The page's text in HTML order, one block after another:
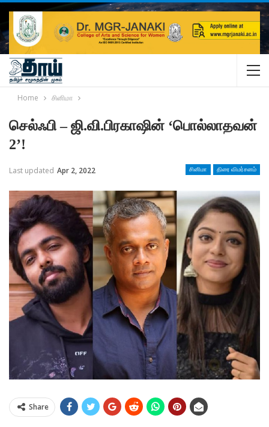
Home சினிமா
செல்ஃபி – ஜி.வி.பிரகாஷின் ‘பொல்லாதவன்
2’!
சினிமா திரை விமர்சனம்
Last updated Apr 2, 2022
Share